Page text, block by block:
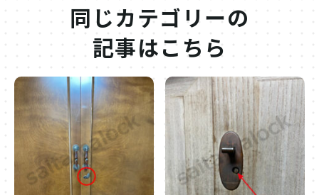
同じカテゴリーの
記事はこちら